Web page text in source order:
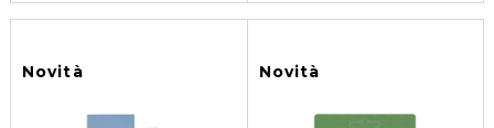
Novità Novità